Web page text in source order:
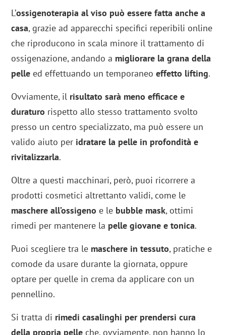
L’ossigenoterapia al viso può essere fatta anche a
casa, grazie ad apparecchi specifici reperibili online
che riproducono in scala minore il trattamento di
ossigenazione, andando a migliorare la grana della
pelle ed effettuando un temporaneo effetto lifting.
Ovviamente, il risultato sarà meno efficace e
duraturo rispetto allo stesso trattamento svolto
presso un centro specializzato, ma può essere un
valido aiuto per idratare la pelle in profondità e
rivitalizzarla.
Oltre a questi macchinari, però, puoi ricorrere a
prodotti cosmetici altrettanto validi, come le
maschere all’ossigeno e le bubble mask, ottimi
rimedi per mantenere la pelle giovane e tonica.
Puoi scegliere tra le maschere in tessuto, pratiche e
comode da usare durante la giornata, oppure
optare per quelle in crema da applicare con un
pennellino.
Si tratta di rimedi casalinghi per prendersi cura
della propria pelle che, ovviamente, non hanno lo